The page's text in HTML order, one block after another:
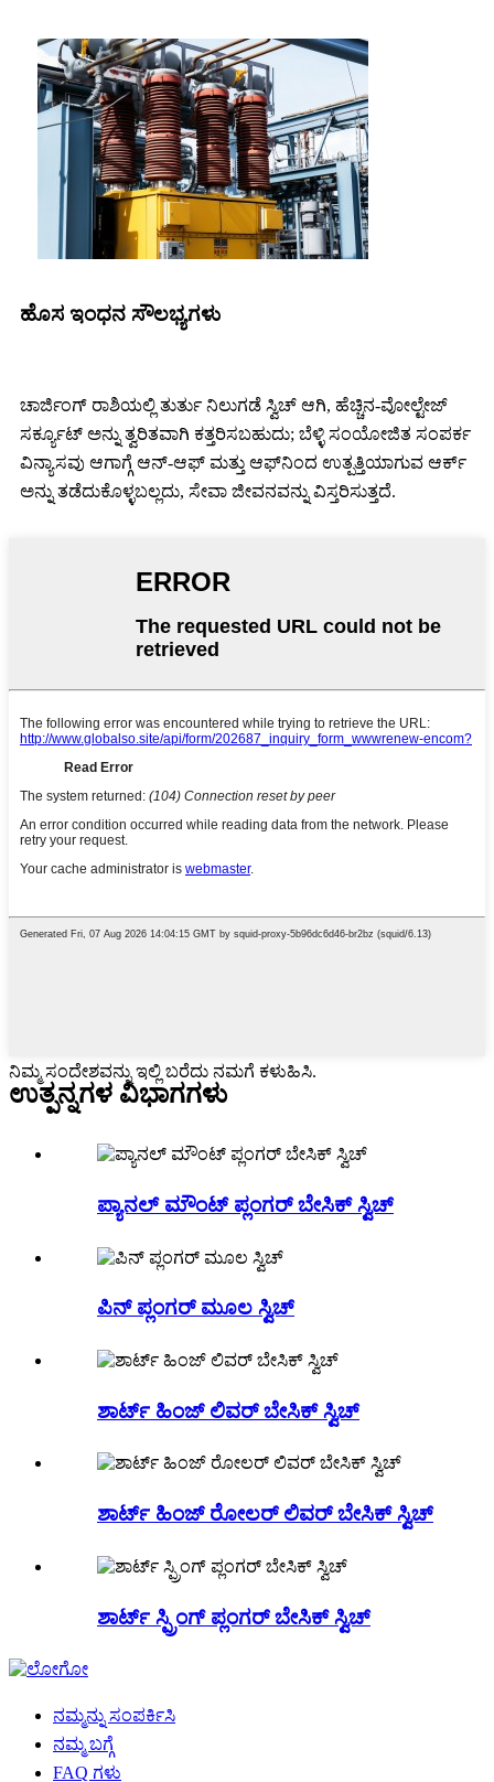
ಹೊಸ ಇಂಧನ ಸೌಲಭ್ಯಗಳು
ಚಾರ್ಜಿಂಗ್ ರಾಶಿಯಲ್ಲಿ ತುರ್ತು ನಿಲುಗಡೆ ಸ್ವಿಚ್ ಆಗಿ, ಹೆಚ್ಚಿನ-ವೋಲ್ಟೇಜ್
ಸರ್ಕ್ಯೂಟ್ ಅನ್ನು ತ್ವರಿತವಾಗಿ ಕತ್ತರಿಸಬಹುದು; ಬೆಳ್ಳಿ ಸಂಯೋಜಿತ ಸಂಪರ್ಕ
ವಿನ್ಯಾಸವು ಆಗಾಗ್ಗೆ ಆನ್-ಆಫ್ ಮತ್ತು ಆಫ್‌ನಿಂದ ಉತ್ಪತ್ತಿಯಾಗುವ ಆರ್ಕ್
ಅನ್ನು ತಡೆದುಕೊಳ್ಳಬಲ್ಲದು, ಸೇವಾ ಜೀವನವನ್ನು ವಿಸ್ತರಿಸುತ್ತದೆ.
ನಿಮ್ಮ ಸಂದೇಶವನ್ನು ಇಲ್ಲಿ ಬರೆದು ನಮಗೆ ಕಳುಹಿಸಿ.
ಉತ್ಪನ್ನಗಳ ವಿಭಾಗಗಳು
ಪ್ಯಾನಲ್ ಮೌಂಟ್ ಪ್ಲಂಗರ್ ಬೇಸಿಕ್ ಸ್ವಿಚ್
ಪಿನ್ ಪ್ಲಂಗರ್ ಮೂಲ ಸ್ವಿಚ್
ಶಾರ್ಟ್ ಹಿಂಜ್ ಲಿವರ್ ಬೇಸಿಕ್ ಸ್ವಿಚ್
ಶಾರ್ಟ್ ಹಿಂಜ್ ರೋಲರ್ ಲಿವರ್ ಬೇಸಿಕ್ ಸ್ವಿಚ್
ಶಾರ್ಟ್ ಸ್ಪ್ರಿಂಗ್ ಪ್ಲಂಗರ್ ಬೇಸಿಕ್ ಸ್ವಿಚ್
ನಮ್ಮನ್ನು ಸಂಪರ್ಕಿಸಿ
ನಮ್ಮ ಬಗ್ಗೆ
FAQ ಗಳು